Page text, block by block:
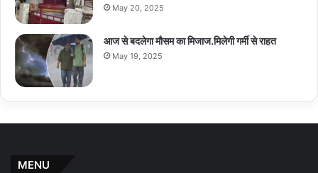
May 20, 2025
आज से बदलेगा मौसम का मिजाज.मिलेगी गर्मी से राहत
May 19, 2025
MENU